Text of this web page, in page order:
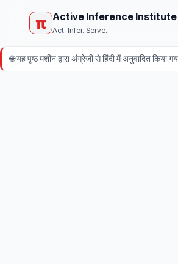
π Active Inference Institute
Act. Infer. Serve.
🌐यह पृष्ठ मशीन द्वारा अंग्रेज़ी से हिंदी में अनुवादित किया